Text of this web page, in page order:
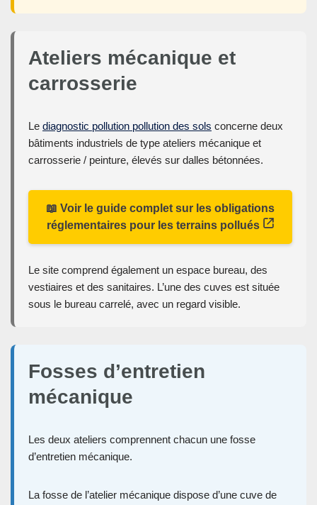
Ateliers mécanique et
carrosserie
Le diagnostic pollution pollution des sols concerne deux
bâtiments industriels de type ateliers mécanique et
carrosserie / peinture, élevés sur dalles bétonnées.
📖 Voir le guide complet sur les obligations
réglementaires pour les terrains pollués
Le site comprend également un espace bureau, des
vestiaires et des sanitaires. L’une des cuves est située
sous le bureau carrelé, avec un regard visible.
Fosses d’entretien
mécanique
Les deux ateliers comprennent chacun une fosse
d’entretien mécanique.
La fosse de l’atelier mécanique dispose d’une cuve de